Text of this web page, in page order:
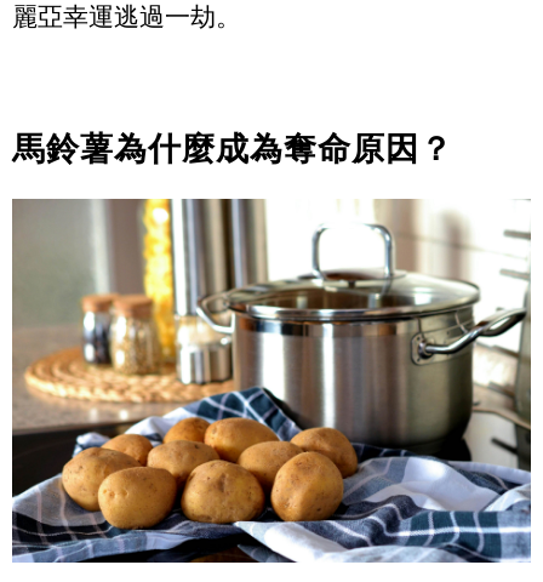
麗亞幸運逃過一劫。
馬鈴薯為什麼成為奪命原因？